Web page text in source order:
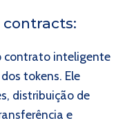
contracts:
contrato inteligente
tokens. Ele
distribuição de
e